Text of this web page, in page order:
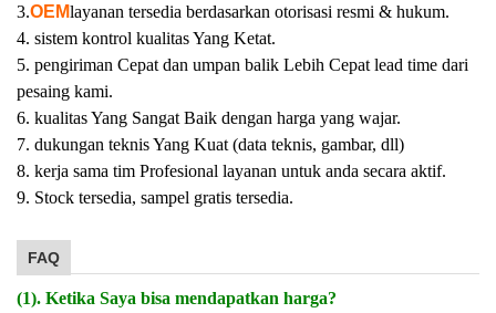
3.OEMlayanan tersedia berdasarkan otorisasi resmi & hukum.
4. sistem kontrol kualitas Yang Ketat.
5. pengiriman Cepat dan umpan balik Lebih Cepat lead time dari
pesaing kami.
6. kualitas Yang Sangat Baik dengan harga yang wajar.
7. dukungan teknis Yang Kuat (data teknis, gambar, dll)
8. kerja sama tim Profesional layanan untuk anda secara aktif.
9. Stock tersedia, sampel gratis tersedia.
FAQ
(1). Ketika Saya bisa mendapatkan harga?